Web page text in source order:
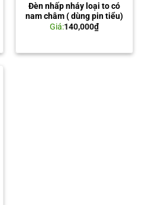
Đèn nhấp nháy loại to có
nam châm ( dùng pin tiểu)
Giá:140,000₫